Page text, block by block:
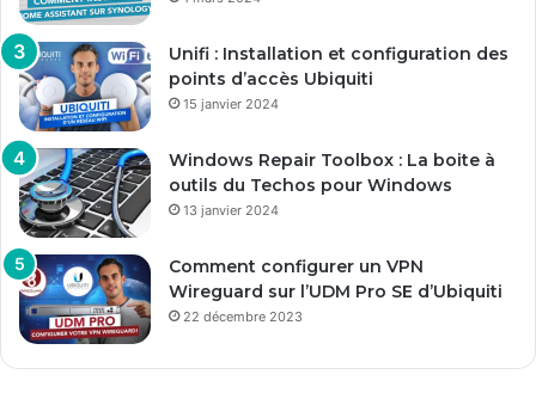
Unifi : Installation et configuration des
points d’accès Ubiquiti
15 janvier 2024
Windows Repair Toolbox : La boite à
outils du Techos pour Windows
13 janvier 2024
Comment configurer un VPN
Wireguard sur l’UDM Pro SE d’Ubiquiti
22 décembre 2023